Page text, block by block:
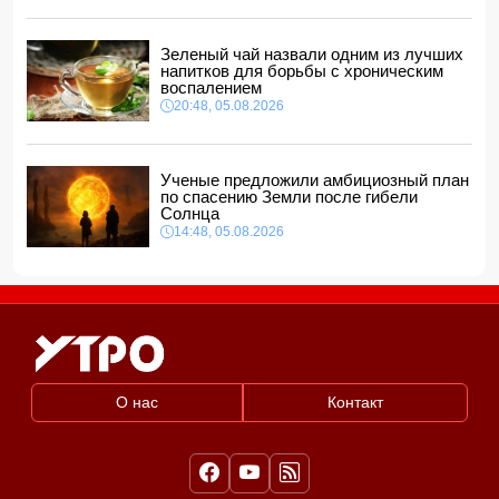
Зеленый чай назвали одним из лучших
напитков для борьбы с хроническим
воспалением
20:48, 05.08.2026
Ученые предложили амбициозный план
по спасению Земли после гибели
Солнца
14:48, 05.08.2026
О нас Контакт